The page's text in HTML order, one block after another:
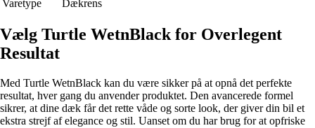
Varetype
Dækrens
Vælg Turtle WetnBlack for Overlegent
Resultat
Med Turtle WetnBlack kan du være sikker på at opnå det perfekte
resultat, hver gang du anvender produktet. Den avancerede formel
sikrer, at dine dæk får det rette våde og sorte look, der giver din bil et
ekstra strejf af elegance og stil. Uanset om du har brug for at opfriske